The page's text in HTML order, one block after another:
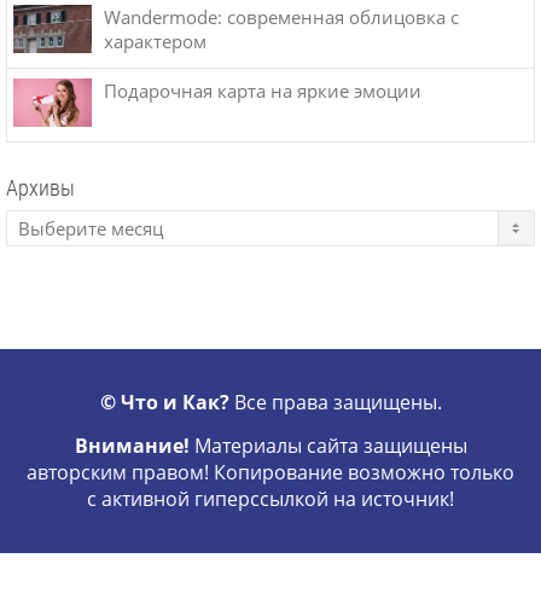
Wandermode: современная облицовка с
характером
Подарочная карта на яркие эмоции
Архивы
© Что и Как?Все права защищены.
Внимание! Материалы сайта защищены
авторским правом! Копирование возможно только
с активной гиперссылкой на источник!